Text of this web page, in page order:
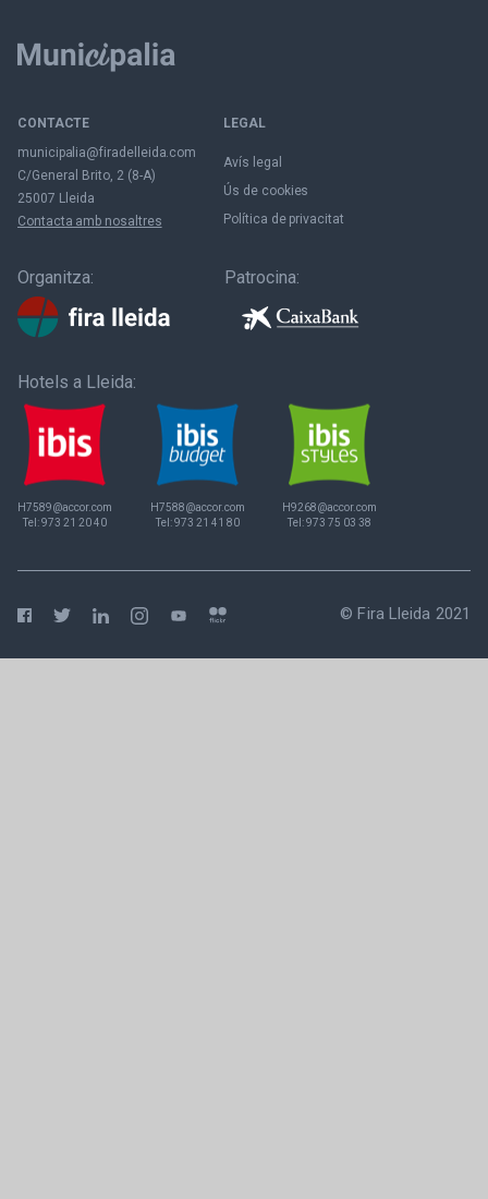
CONTACTE
municipalia@firadelleida.com
C/General Brito, 2 (8-A)
25007 Lleida
Contacta amb nosaltres
LEGAL
Avís legal
Ús de cookies
Política de privacitat
Organitza: Patrocina:
Hotels a Lleida:
H7589@accor.com
Tel:973 21 20 40
H7588@accor.com
Tel:973 21 41 80
H9268@accor.com
Tel:973 75 03 38
© Fira Lleida 2021